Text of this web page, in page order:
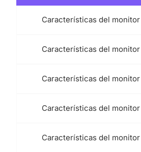
Características del monitor
Características del monitor
Características del monitor
Características del monitor
Características del monitor